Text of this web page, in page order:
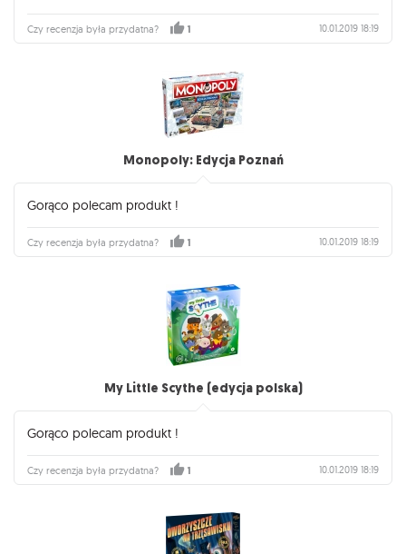
Czy recenzja była przydatna? 1 10.01.2019 18:19
Monopoly: Edycja Poznań
Gorąco polecam produkt !
Czy recenzja była przydatna? 1 10.01.2019 18:19
My Little Scythe (edycja polska)
Gorąco polecam produkt !
Czy recenzja była przydatna? 1 10.01.2019 18:19